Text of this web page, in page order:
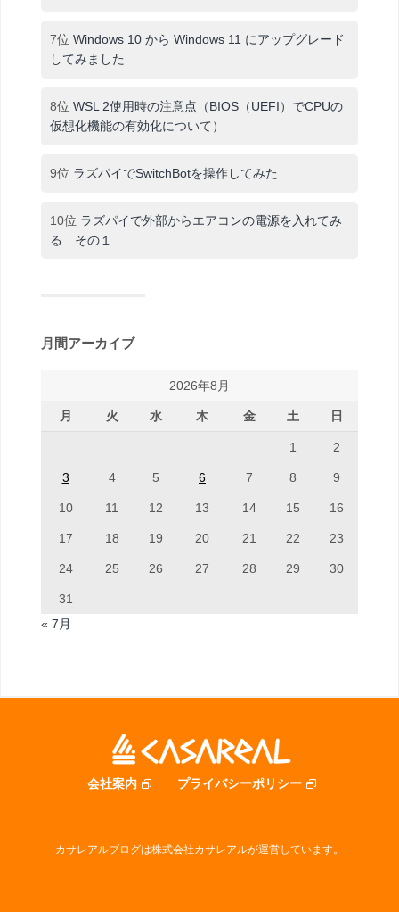
7位 Windows 10 から Windows 11 にアップグレード
してみました
8位 WSL 2使用時の注意点（BIOS（UEFI）でCPUの
仮想化機能の有効化について）
9位 ラズパイでSwitchBotを操作してみた
10位 ラズパイで外部からエアコンの電源を入れてみ
る その１
月間アーカイブ
2026年8月
月 火 水 木 金 土 日
1 2
3 4 5 6 7 8 9
10 11 12 13 14 15 16
17 18 19 20 21 22 23
24 25 26 27 28 29 30
31
« 7月
会社案内 プライバシーポリシー
カサレアルブログは株式会社カサレアルが運営しています。